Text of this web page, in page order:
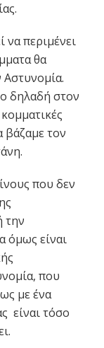
να περιμένει
θα
Αστυνομία.
δηλαδή στον
βάζαμε τον
που δεν
την
όμως είναι
που
με ένα
είναι τόσο